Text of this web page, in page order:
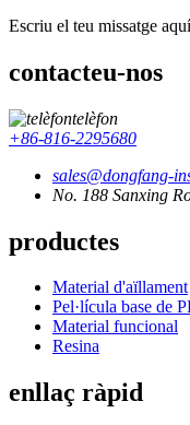
Escriu el teu missatge
contacteu-nos
telèfon
+86-816-2295680
sales@dongfang-
No. 188 Sanxing
productes
Material d'aïllament
Pel·lícula base de
Material funcional
Resina
enllaç ràpid